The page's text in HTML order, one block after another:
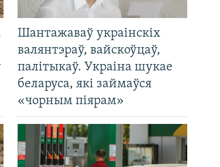
Шантажаваў украінскіх
валянтэраў, вайскоўцаў,
палітыкаў. Украіна шукае
беларуса, які займаўся
«чорным піярам»